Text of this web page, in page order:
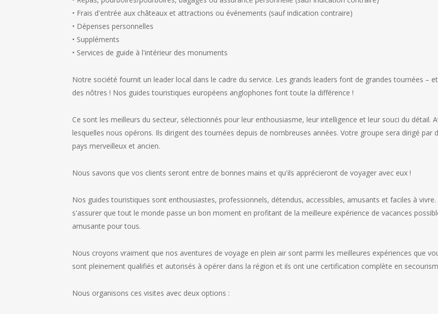
• Frais d'entrée aux châteaux et attractions ou événements (sauf indication contraire)
• Dépenses personnelles
• Suppléments
• Services de guide à l'intérieur des monuments
Notre société fournit un leader local dans le cadre du service. Les grands leaders font de grandes tournées –
des nôtres ! Nos guides touristiques européens anglophones font toute la différence !
Ce sont les meilleurs du secteur, sélectionnés pour leur enthousiasme, leur intelligence et leur souci du détail.
lesquelles nous opérons. Ils dirigent des tournées depuis de nombreuses années. Votre groupe sera dirigé
pays merveilleux et ancien.
Nous savons que vos clients seront entre de bonnes mains et qu'ils apprécieront de voyager avec eux !
Nos guides touristiques sont enthousiastes, professionnels, détendus, accessibles, amusants et faciles à
s'assurer que tout le monde passe un bon moment en profitant de la meilleure expérience de vacances
amusante pour tous.
Nous croyons vraiment que nos aventures de voyage en plein air sont parmi les meilleures expériences que
sont pleinement qualifiés et autorisés à opérer dans la région et ils ont une certification complète en
Nous organisons ces visites avec deux options :